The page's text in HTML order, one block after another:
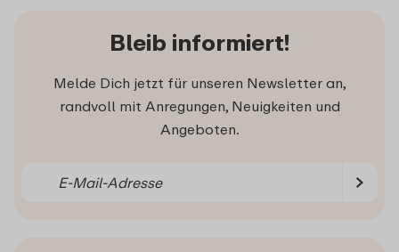
Bleib informiert!
Melde Dich jetzt für unseren Newsletter an,
randvoll mit Anregungen, Neuigkeiten und
Angeboten.